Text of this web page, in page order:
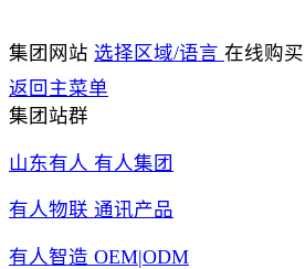
集团网站 选择区域/语言 在线购买
返回主菜单
集团站群
山东有人 有人集团
有人物联 通讯产品
有人智造 OEM|ODM